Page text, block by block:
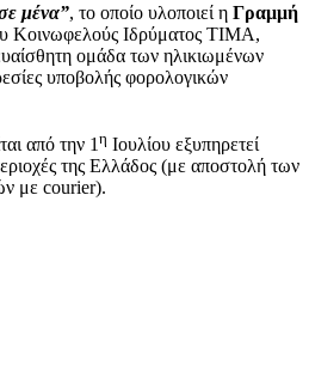
μένα”, το οποίο υλοποιεί η Γραμμή
Κοινωφελούς Ιδρύματος ΤΙΜΑ,
ομάδα των ηλικιωμένων
υποβολής φορολογικών
από την 1 η Ιουλίου εξυπηρετεί
της Ελλάδος (με αποστολή των
με courier).